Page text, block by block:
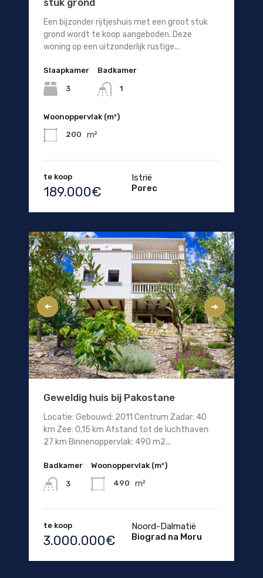
stuk grond
Een bijzonder rijtjeshuis met een groot stuk
grond wordt te koop aangeboden. Deze
woning op een uitzonderlijk rustige...
Slaapkamer
3
Badkamer
1
Woonoppervlak (m²)
200 m²
te koop
189.000€
Istrië
Porec
Geweldig huis bij Pakostane
Locatie: Gebouwd: 2011 Centrum Zadar: 40
km Zee: 0,15 km Afstand tot de luchthaven:
27 km Binnenoppervlak: 490 m2...
Badkamer
3
Woonoppervlak (m²)
490 m²
te koop
3.000.000€
Noord-Dalmatië
Biograd na Moru